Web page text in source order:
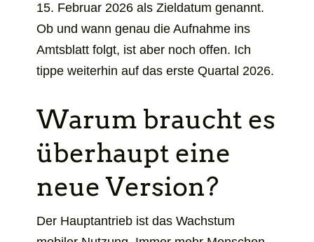
15. Februar 2026 als Zieldatum genannt.
Ob und wann genau die Aufnahme ins
Amtsblatt folgt, ist aber noch offen. Ich
tippe weiterhin auf das erste Quartal 2026.
Warum braucht es
überhaupt eine
neue Version?
Der Hauptantrieb ist das Wachstum